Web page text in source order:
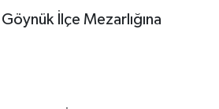
İlçe Mezarlığına